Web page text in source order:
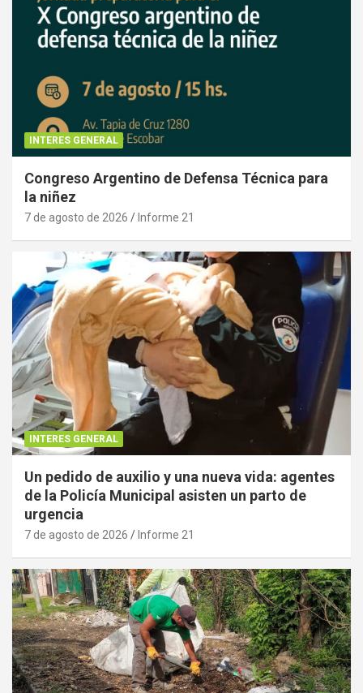
INTERES GENERAL
Congreso Argentino de Defensa Técnica para
la niñez
7 de agosto de 2026 Informe 21
INTERES GENERAL
Un pedido de auxilio y una nueva vida: agentes
de la Policía Municipal asisten un parto de
urgencia
7 de agosto de 2026 Informe 21